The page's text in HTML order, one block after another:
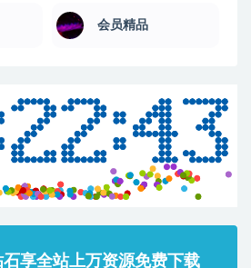
会员精品
享全站上万资源免费下载